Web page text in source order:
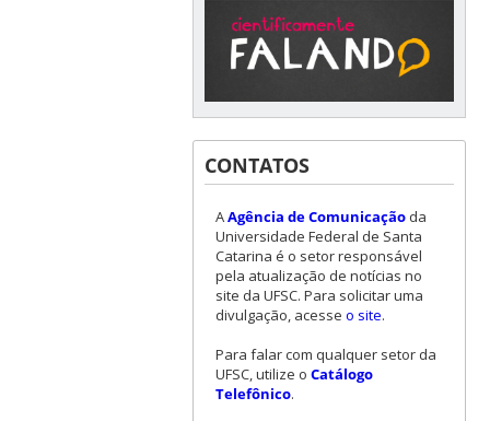
CONTATOS
AAgência de Comunicaçãoda
Universidade Federal de Santa
Catarina é o setor responsável
pela atualização de notícias no
site da UFSC. Para solicitar uma
divulgação, acesse o site.
Para falar com qualquer setor da
UFSC, utilize o Catálogo
Telefônico.